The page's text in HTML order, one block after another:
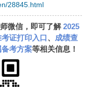
28845.html
微信，即可了解2025
证打印入口、 成绩查
考方案等相关信息！